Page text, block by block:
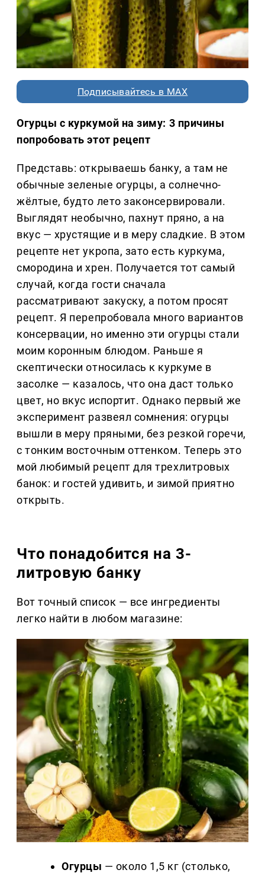
Подписывайтесь в MAX
Огурцы с куркумой на зиму: 3 причины
попробовать этот рецепт
Представь: открываешь банку, а там не
обычные зеленые огурцы, а солнечно-
жёлтые, будто лето законсервировали.
Выглядят необычно, пахнут пряно, а на
вкус — хрустящие и в меру сладкие. В этом
рецепте нет укропа, зато есть куркума,
смородина и хрен. Получается тот самый
случай, когда гости сначала
рассматривают закуску, а потом просят
рецепт. Я перепробовала много вариантов
консервации, но именно эти огурцы стали
моим коронным блюдом. Раньше я
скептически относилась к куркуме в
засолке — казалось, что она даст только
цвет, но вкус испортит. Однако первый же
эксперимент развеял сомнения: огурцы
вышли в меру пряными, без резкой горечи,
с тонким восточным оттенком. Теперь это
мой любимый рецепт для трехлитровых
банок: и гостей удивить, и зимой приятно
открыть.
Что понадобится на 3-
литровую банку
Вот точный список — все ингредиенты
легко найти в любом магазине:
Огурцы — около 1,5 кг (столько,